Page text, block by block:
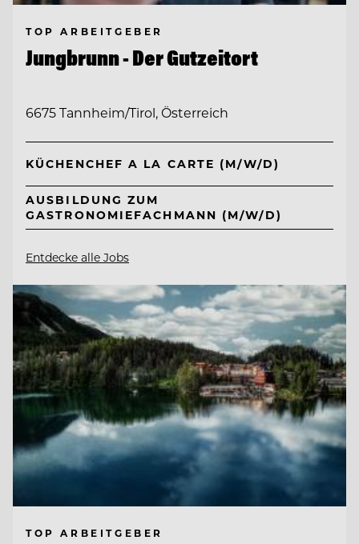
TOP ARBEITGEBER
Jungbrunn - Der Gutzeitort
6675 Tannheim/Tirol, Österreich
KÜCHENCHEF A LA CARTE (M/W/D)
AUSBILDUNG ZUM
GASTRONOMIEFACHMANN (M/W/D)
Entdecke alle Jobs
TOP ARBEITGEBER